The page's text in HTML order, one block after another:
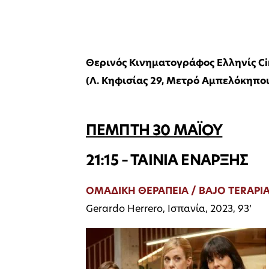
Θερινός Κινηματογράφος Ελληνίς
(Λ. Κηφισίας 29, Μετρό
ΠΕΜΠΤΗ 30 ΜΑΪΟΥ
21:15 – ΤΑΙΝΙΑ ΕΝΑΡΞΗΣ
ΟΜΑΔΙΚΗ ΘΕΡΑΠΕΙΑ / BAJO
Gerardo Herrero, Ισπανία, 2023, 93’